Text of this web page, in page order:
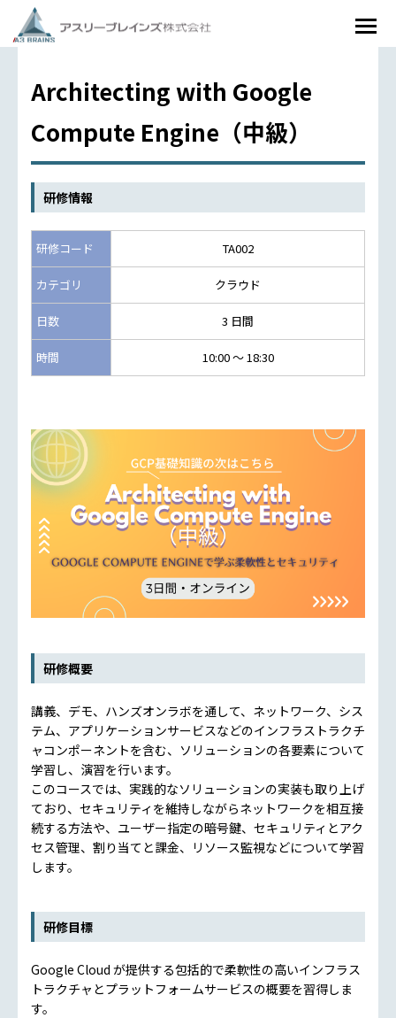
Architecting with Google
Compute Engine（中級）
研修情報
研修コード TA002
カテゴリ クラウド
日数 3 日間
時間 10:00 ～ 18:30
研修概要
講義、デモ、ハンズオンラボを通して、ネットワーク、シス
テム、アプリケーションサービスなどのインフラストラクチ
ャコンポーネントを含む、ソリューションの各要素について
学習し、演習を行います。
このコースでは、実践的なソリューションの実装も取り上げ
ており、セキュリティを維持しながらネットワークを相互接
続する方法や、ユーザー指定の暗号鍵、セキュリティとアク
セス管理、割り当てと課金、リソース監視などについて学習
します。
研修目標
Google Cloud が提供する包括的で柔軟性の高いインフラス
トラクチャとプラットフォームサービスの概要を習得しま
す。